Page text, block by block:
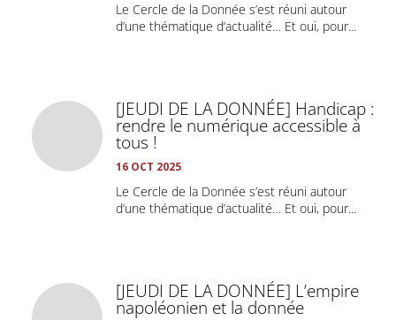
Le Cercle de la Donnée s’est réuni autour
d’une thématique d’actualité… Et oui, pour...
[JEUDI DE LA DONNÉE] Handicap :
rendre le numérique accessible à
tous !
16 OCT 2025
Le Cercle de la Donnée s’est réuni autour
d’une thématique d’actualité… Et oui, pour...
[JEUDI DE LA DONNÉE] L’empire
napoléonien et la donnée